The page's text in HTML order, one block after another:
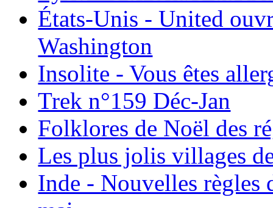
États-Unis - United
Washington
Insolite - Vous êtes
Trek n°159 Déc-Jan
Folklores de Noël des
Les plus jolis villages
Inde - Nouvelles règles